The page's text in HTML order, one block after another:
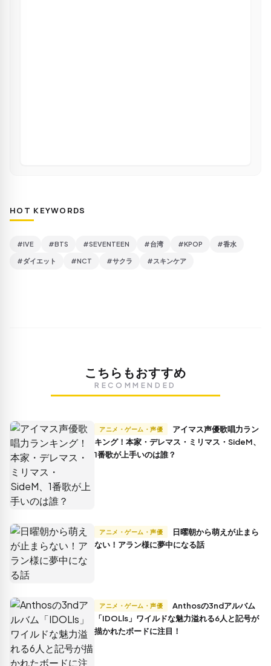
HOT KEYWORDS
#IVE #BTS #SEVENTEEN #台湾 #KPOP #香水
#ダイエット #NCT #サクラ #スキンケア
こちらもおすすめ
RECOMMENDED
アニメ・ゲーム・声優
キング！本家・デレマス・ミリマス・SideM、
1番歌が上手いのは誰？
アニメ・ゲーム・声優
ない！アラン様に夢中になる話
アニメ・ゲーム・声優
「IDOLls」ワイルドな魅力溢れる6人と記号が
描かれたボードに注目！